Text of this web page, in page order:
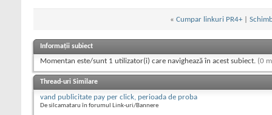
« Cumpar linkuri PR4+|
Informații subiect
Momentan este/sunt 1 utilizator(i) care navighează în acest subiect. (0
Thread-uri Similare
vand publicitate pay per click, perioada de proba
De silcamataru în forumul Link-uri/Bannere